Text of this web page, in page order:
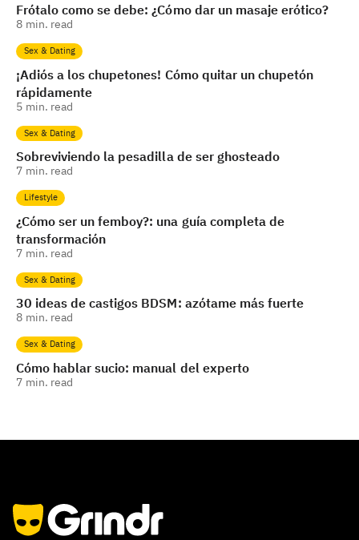
Frótalo como se debe: ¿Cómo dar un masaje erótico?
8 min. read
Sex & Dating
¡Adiós a los chupetones! Cómo quitar un chupetón
rápidamente
5 min. read
Sex & Dating
Sobreviviendo la pesadilla de ser ghosteado
7 min. read
Lifestyle
¿Cómo ser un femboy?: una guía completa de
transformación
7 min. read
Sex & Dating
30 ideas de castigos BDSM: azótame más fuerte
8 min. read
Sex & Dating
Cómo hablar sucio: manual del experto
7 min. read